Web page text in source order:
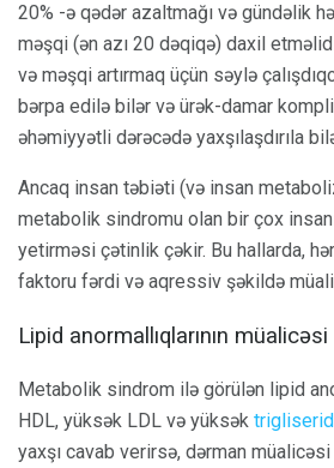
20% -ə qədər azaltmağı və gündəlik
məşqi (ən azı 20 dəqiqə) daxil
və məşqi artırmaq üçün səylə
bərpa edilə bilər və ürək-damar
əhəmiyyətli dərəcədə yaxşılaşdırıla
Ancaq insan təbiəti (və insan
metabolik sindromu olan bir çox
yetirməsi çətinlik çəkir. Bu hallarda,
faktoru fərdi və aqressiv şəkildə
Lipid anormallıqlarının müalicəsi
Metabolik sindrom ilə görülən lipid
HDL, yüksək LDL və yüksək
yaxşı cavab verirsə, dərman